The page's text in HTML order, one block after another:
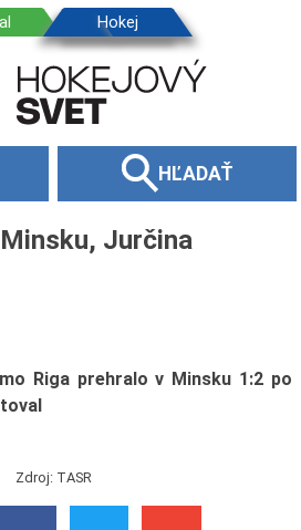
HĽADAŤ
Jurčina
Riga prehralo v Minsku 1:2 po
Zdroj: TASR